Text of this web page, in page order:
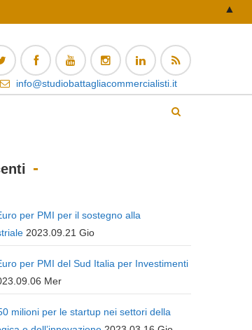
info@studiobattagliacommercialisti.it
per PMI per il sostegno alla
2023.09.21 Gio
per PMI del Sud Italia per Investimenti
Mer
milioni per le startup nei settori della
▲